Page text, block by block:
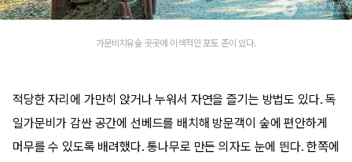
가문비치유숲 곳곳에 이색적인 포토 존이 있다.
적당한 자리에 가만히 앉거나 누워서 자연을 즐기는 방법도 있다. 독
일가문비가 감싼 공간에 선베드를 배치해 방문객이 숲에 편안하게
머무를 수 있도록 배려했다. 통나무로 만든 의자도 눈에 띈다. 한쪽에